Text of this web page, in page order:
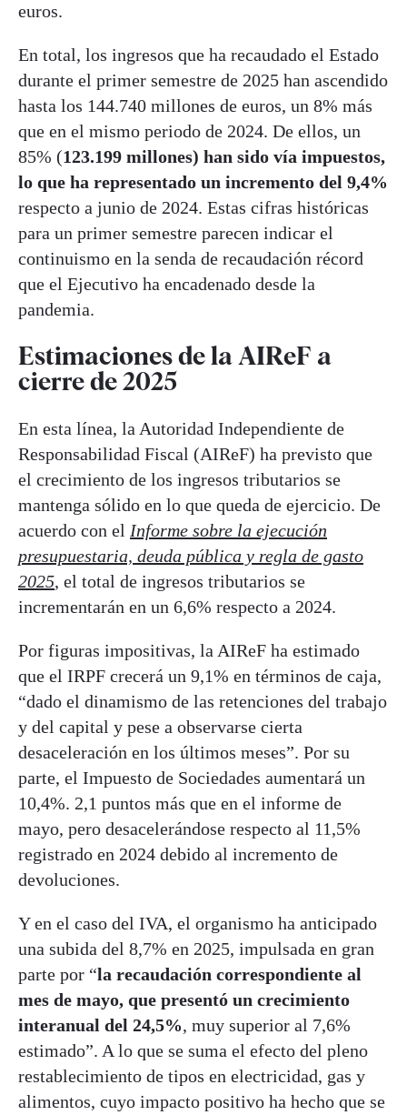
euros.
En total, los ingresos que ha recaudado el Estado
durante el primer semestre de 2025 han ascendido
hasta los 144.740 millones de euros, un 8% más
que en el mismo periodo de 2024. De ellos, un
85% (123.199 millones) han sido vía impuestos,
lo que ha representado un incremento del 9,4%
respecto a junio de 2024. Estas cifras históricas
para un primer semestre parecen indicar el
continuismo en la senda de recaudación récord
que el Ejecutivo ha encadenado desde la
pandemia.
Estimaciones de la AIReF a
cierre de 2025
En esta línea, la Autoridad Independiente de
Responsabilidad Fiscal (AIReF) ha previsto que
el crecimiento de los ingresos tributarios se
mantenga sólido en lo que queda de ejercicio. De
acuerdo con el Informe sobre la ejecución
presupuestaria, deuda pública y regla de gasto
2025, el total de ingresos tributarios se
incrementarán en un 6,6% respecto a 2024.
Por figuras impositivas, la AIReF ha estimado
que el IRPF crecerá un 9,1% en términos de caja,
“dado el dinamismo de las retenciones del trabajo
y del capital y pese a observarse cierta
desaceleración en los últimos meses”. Por su
parte, el Impuesto de Sociedades aumentará un
10,4%. 2,1 puntos más que en el informe de
mayo, pero desacelerándose respecto al 11,5%
registrado en 2024 debido al incremento de
devoluciones.
Y en el caso del IVA, el organismo ha anticipado
una subida del 8,7% en 2025, impulsada en gran
parte por “la recaudación correspondiente al
mes de mayo, que presentó un crecimiento
interanual del 24,5%, muy superior al 7,6%
estimado”. A lo que se suma el efecto del pleno
restablecimiento de tipos en electricidad, gas y
alimentos, cuyo impacto positivo ha hecho que se